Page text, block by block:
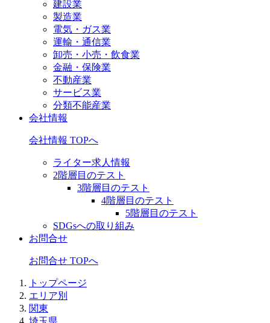
建設業
製造業
電気・ガス業
運輸・通信業
卸売・小売・飲食業
金融・保険業
不動産業
サービス業
分類不能産業
会社情報
会社情報 TOPへ
ライター求人情報
2階層目のテスト
3階層目のテスト
4階層目のテスト
5階層目のテスト
SDGsへの取り組み
お問合せ
お問合せ TOPへ
トップページ
エリア別
関東
埼玉県